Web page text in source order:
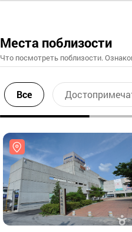
Места поблизости
Что посмотреть поблизости.
Все